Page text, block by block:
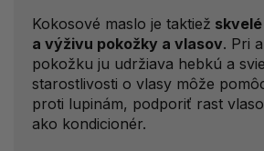
Kokosové maslo je taktiež
a výživu pokožky a vlasov. Pri
pokožku ju udržiava hebkú a
starostlivosti o vlasy môže
proti lupinám, podporiť rast
ako kondicionér.